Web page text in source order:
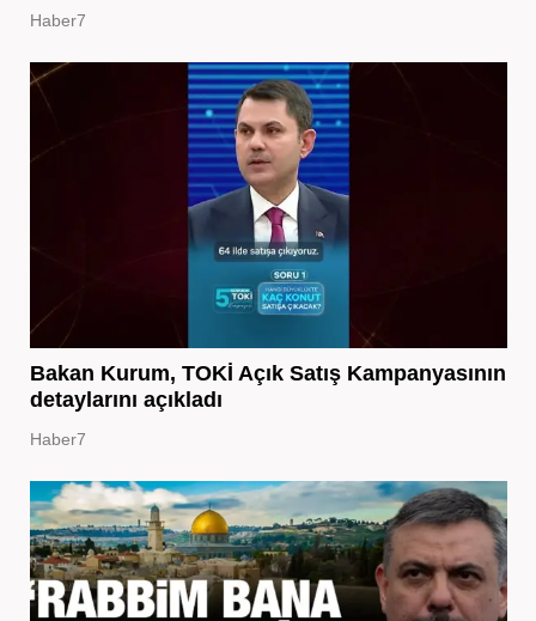
Haber7
Bakan Kurum, TOKİ Açık Satış Kampanyasının
detaylarını açıkladı
Haber7